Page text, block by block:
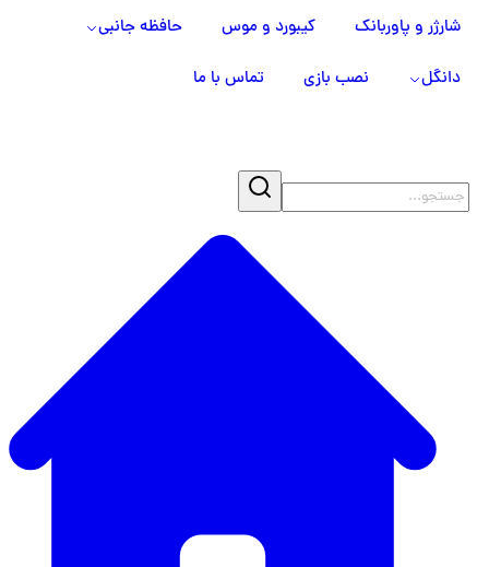
شارژر و پاوربانک کیبورد و موس حافظه جانبی
دانگل نصب بازی تماس با ما